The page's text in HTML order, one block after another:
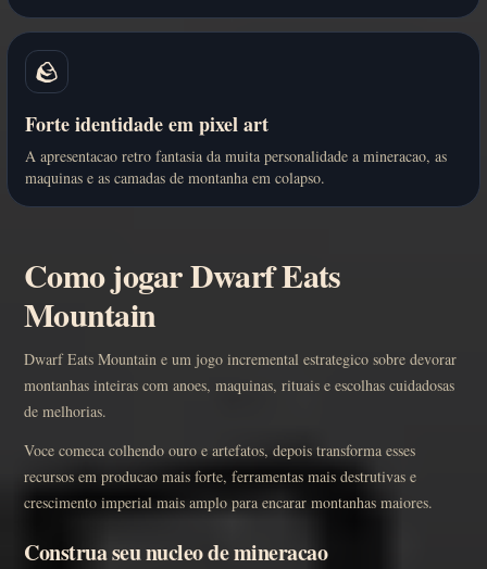
🪨
Forte identidade em pixel art
A apresentacao retro fantasia da muita personalidade a mineracao, as
maquinas e as camadas de montanha em colapso.
Como jogar Dwarf Eats
Mountain
Dwarf Eats Mountain e um jogo incremental estrategico sobre devorar
montanhas inteiras com anoes, maquinas, rituais e escolhas cuidadosas
de melhorias.
Voce comeca colhendo ouro e artefatos, depois transforma esses
recursos em producao mais forte, ferramentas mais destrutivas e
crescimento imperial mais amplo para encarar montanhas maiores.
Construa seu nucleo de mineracao